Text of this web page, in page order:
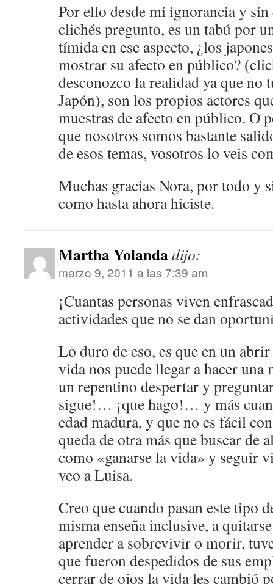
Por ello desde mi ignorancia y sin
clichés pregunto, es un tabú por
tímida en ese aspecto, ¿los
mostrar su afecto en público?
desconozco la realidad ya que no
Japón), son los propios actores
muestras de afecto en público. O
que nosotros somos bastante
de esos temas, vosotros lo veis
Muchas gracias Nora, por todo y
como hasta ahora hiciste.
Martha Yolandadijo:
marzo 9, 2011 a las 7:39 am
¡Cuantas personas viven
actividades que no se dan
Lo duro de eso, es que en un
vida nos puede llegar a hacer una
un repentino despertar y
sigue!… ¡que hago!… y más
edad madura, y que no es fácil
queda de otra más que buscar de
como «ganarse la vida» y seguir
veo a Luisa.
Creo que cuando pasan este tipo
misma enseña inclusive, a
aprender a sobrevivir o morir,
que fueron despedidos de sus
cerrar de ojos la vida les cambió